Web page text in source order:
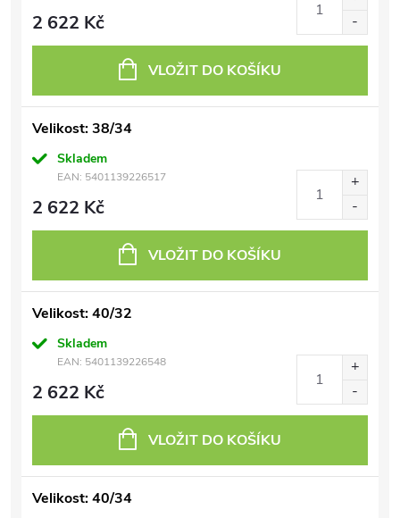
2 622 Kč
VLOŽIT DO KOŠÍKU
Velikost: 38/34
Skladem
EAN: 5401139226517
2 622 Kč
VLOŽIT DO KOŠÍKU
Velikost: 40/32
Skladem
EAN: 5401139226548
2 622 Kč
VLOŽIT DO KOŠÍKU
Velikost: 40/34